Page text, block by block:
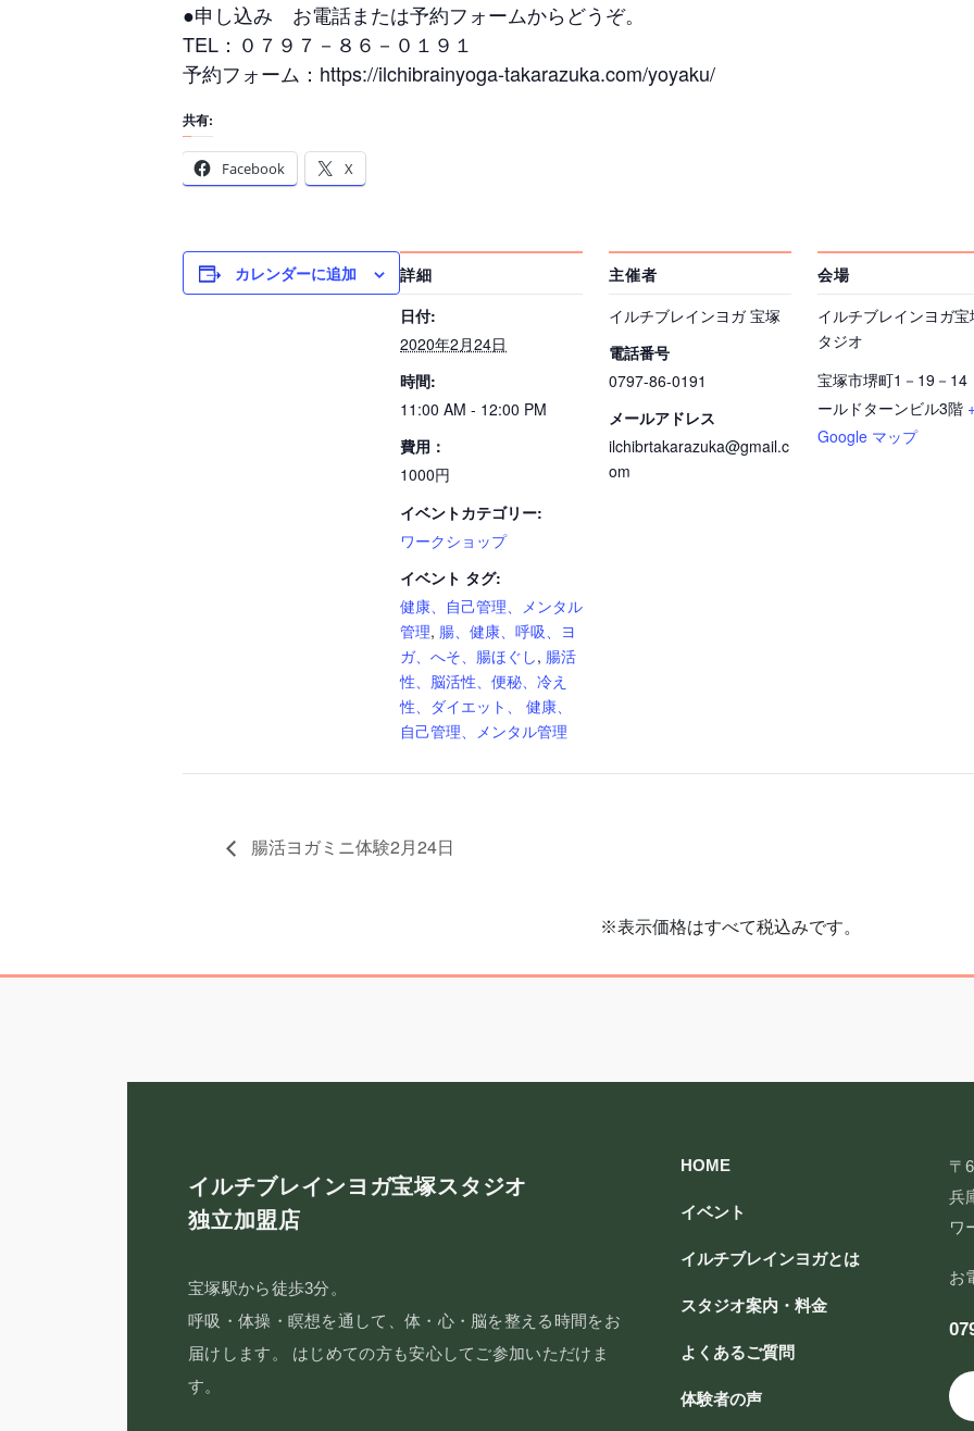
●申し込み お電話または予約フォームからどうぞ。
TEL：０７９７－８６－０１９１
予約フォーム：https://ilchibrainyoga-takarazuka.com/yoyaku/
共有:
Facebook X
カレンダーに追加
詳細
日付:
2020年2月24日
時間:
11:00 AM - 12:00 PM
費用：
1000円
イベントカテゴリー:
ワークショップ
イベント タグ:
健康、自己管理、メンタル
管理, 腸、健康、呼吸、ヨ
ガ、へそ、腸ほぐし, 腸活
性、脳活性、便秘、冷え
性、ダイエット、 健康、
自己管理、メンタル管理
主催者
イルチブレインヨガ 宝塚
電話番号
0797-86-0191
メールアドレス
ilchibrtakarazuka@gmail.c
om
会場
イルチブレインヨガ宝
タジオ
宝塚市堺町1－19－
ールドターンビル3階
Google マップ
腸活ヨガミニ体験2月24日
※表示価格はすべて税込みです。
イルチブレインヨガ宝塚スタジオ
独立加盟店
宝塚駅から徒歩3分。
呼吸・体操・瞑想を通して、体・心・脳を整える時間をお
届けします。 はじめての方も安心してご参加いただけま
す。
HOME
イベント
イルチブレインヨガとは
スタジオ案内・料金
よくあるご質問
体験者の声
〒
兵
ワ
お